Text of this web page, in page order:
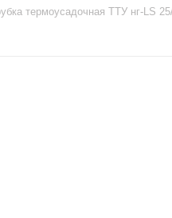
термоусадочная ТТУ нг-LS